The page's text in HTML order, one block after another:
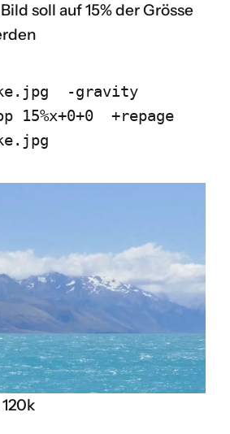
soll auf 15% der Grösse
-gravity
15%x+0+0  +repage